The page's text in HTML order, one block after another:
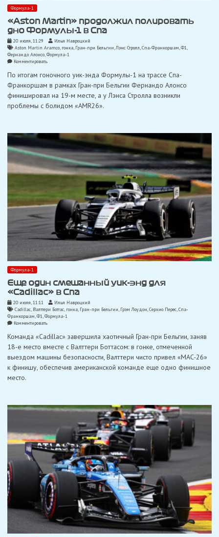
Формула-1
«Aston Martin» продолжил полировать
дно Формулы-1 в Спа
20 июля, 11:29
Илья Навроцкий
Aston Martin Aramco, гонка, Гран-при Бельгии,Лэнс Стролл,Спа-Франкоршам,Ф1
Фернандо Алонсо,Формула-1
Комментироватьon
Martin»
полировать
дно
Формулы-1
в
По итогам гоночного уик-энда Формулы-1 на трассе Спа-
Франкоршам в рамках Гран-при Бельгии Фернандо Алонсо
финишировал на 19-м месте, а у Лэнса Стролла возникли
проблемы с болидом «AMR26».
Формула-1
Еще один смешанный уик-энд для
«Cadillac» в Спа
20 июля, 11:11
Илья Навроцкий
Cadillac, Валттери Боттас, гонка, Гран-при Бельгии, Грэм Лоудон,Серхио Перес,Спа-
Франкоршам,Ф1,Формула-1
Комментироватьon
один
смешанный
уик-
энд
«Cadillac»
Команда «Cadillac» завершила хаотичный Гран-при Бельгии, заняв
18-е место вместе с Валттери Боттасом: в гонке, отмеченной
выездом машины безопасности, Валттери чисто привел «MAC-26»
к финишу, обеспечив американской команде еще одно финишное
место.